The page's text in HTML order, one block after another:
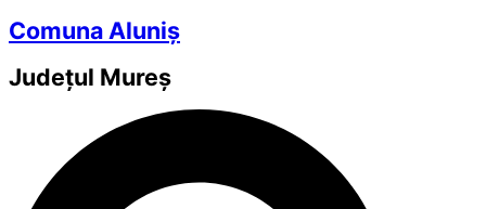
Comuna Aluniș
Județul Mureș